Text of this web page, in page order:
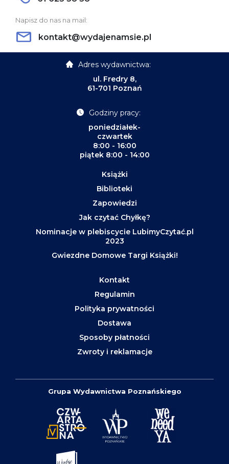
Napisz do nas na mail:
kontakt@wydajenamsie.pl
Adres wydawnictwa:
ul. Fredry 8,
61-701 Poznań
Godziny pracy:
poniedziałek-
czwartek
8:00 - 16:00
piątek 8:00 - 14:00
Książki
Biblioteki
Zapowiedzi
Jak czytać Chyłkę?
Nominacje w plebiscycie LubimyCzytać.pl
2023
Gwiezdne Domowe Targi Książki!
Kontakt
Regulamin
Polityka prywatności
Dostawa
Sposoby płatności
Zwroty i reklamacje
Grupa Wydawnictwa Poznańskiego